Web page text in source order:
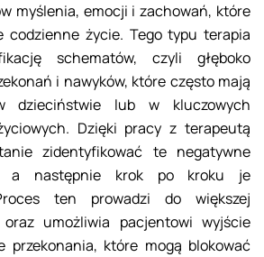
myślenia, emocji i zachowań, które
codzienne życie. Tego typu terapia
schematów, czyli głęboko
i nawyków, które często mają
dzieciństwie lub w kluczowych
Dzięki pracy z terapeutą
zidentyfikować te negatywne
a następnie krok po kroku je
ten prowadzi do większej
oraz umożliwia pacjentowi wyjście
przekonania, które mogą blokować